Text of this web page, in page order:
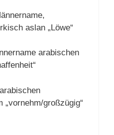
aslan „Löwe“
arabischen
„vornehm/großzügig“